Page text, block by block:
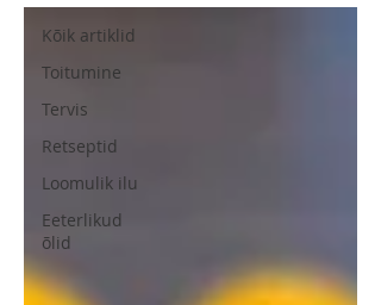
Kõik artiklid
Toitumine
Tervis
Retseptid
Loomulik ilu
Eeterlikud
õlid